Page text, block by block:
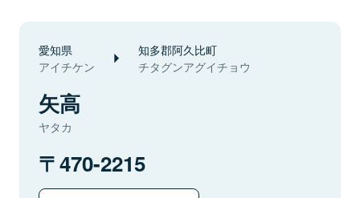
愛知県
アイチケン
知多郡阿久比町
チタグンアグイチョウ
矢高
ヤタカ
470-2215